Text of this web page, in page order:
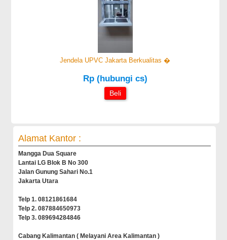
Jendela UPVC Jakarta Berkualitas �
Rp (hubungi cs)
Beli
Alamat Kantor :
Mangga Dua Square
Lantai LG Blok B No 300
Jalan Gunung Sahari No.1
Jakarta Utara
Telp 1. 08121861684
Telp 2. 087884650973
Telp 3. 089694284846
Cabang Kalimantan ( Melayani Area Kalimantan )